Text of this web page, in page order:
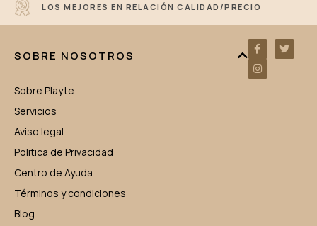
LOS MEJORES EN RELACIÓN CALIDAD/PRECIO
SOBRE NOSOTROS
Sobre Playte
Servicios
Aviso legal
Politica de Privacidad
Centro de Ayuda
Términos y condiciones
Blog